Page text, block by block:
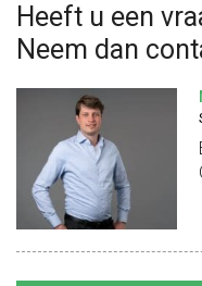
Heeft u een
Neem dan